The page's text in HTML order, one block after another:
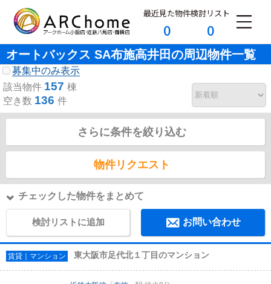
最近見た物件
0
検討リスト
0
オートバックス SA布施高井田の周辺物件一覧
募集中のみ表示
該当物件 157 棟
空き数 136 件
さらに条件を絞り込む
物件リクエスト
チェックした物件をまとめて
検討リストに追加 お問い合わせ
賃貸｜マンション 東大阪市足代北１丁目のマンション